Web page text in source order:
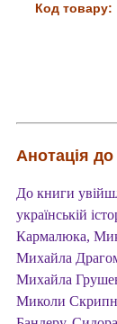
Код товару:
Анотація до
До книги
українській
Кармалюка,
Михайла
Михайла
Миколи